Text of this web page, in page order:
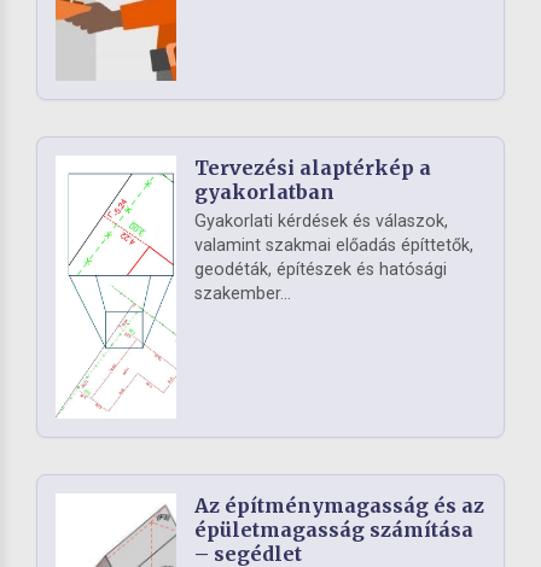
Tervezési alaptérkép a
gyakorlatban
Gyakorlati kérdések és válaszok,
valamint szakmai előadás építtetők,
geodéták, építészek és hatósági
szakember...
Az építménymagasság és az
épületmagasság számítása
– segédlet